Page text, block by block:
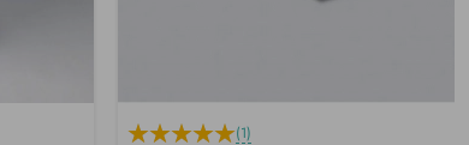
(1)